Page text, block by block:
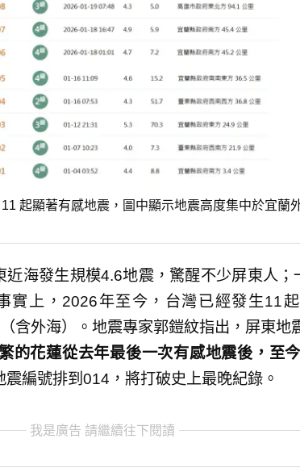
起顯著有感地震，圖中顯示地震高度集中於宜蘭
海發生規模4.6地震，驚醒不少屏東人；
實上，2026年至今，台灣已經發生11
含外海）。地震專家郭鎧紋指出，屏東地
的花蓮從去年最後一次有感地震後，至
編號排到014，將打破史上最晚紀錄。
我是廣告 請繼續往下閱讀